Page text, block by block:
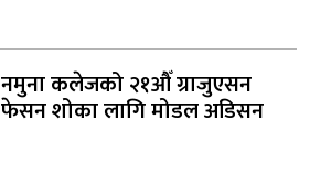
नमुना कलेजको २१औँ ग्राजुएसन
फेसन शोका लागि मोडल अडिसन